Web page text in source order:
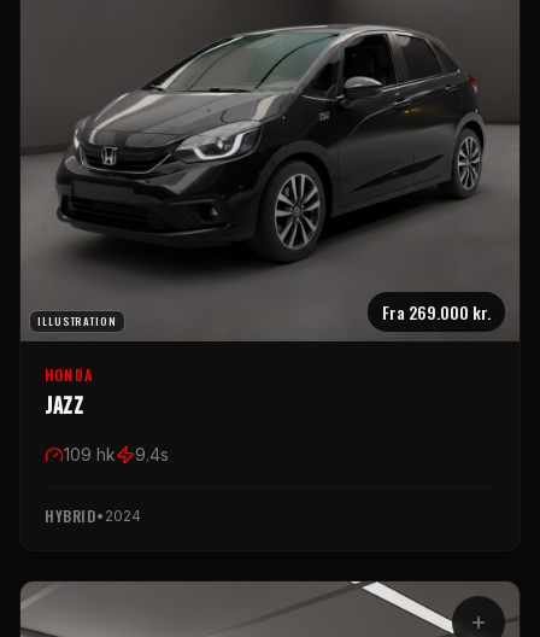
ILLUSTRATION Fra 269.000 kr.
HONDA
Jazz
109 hk 9.4s
HYBRID• 2024